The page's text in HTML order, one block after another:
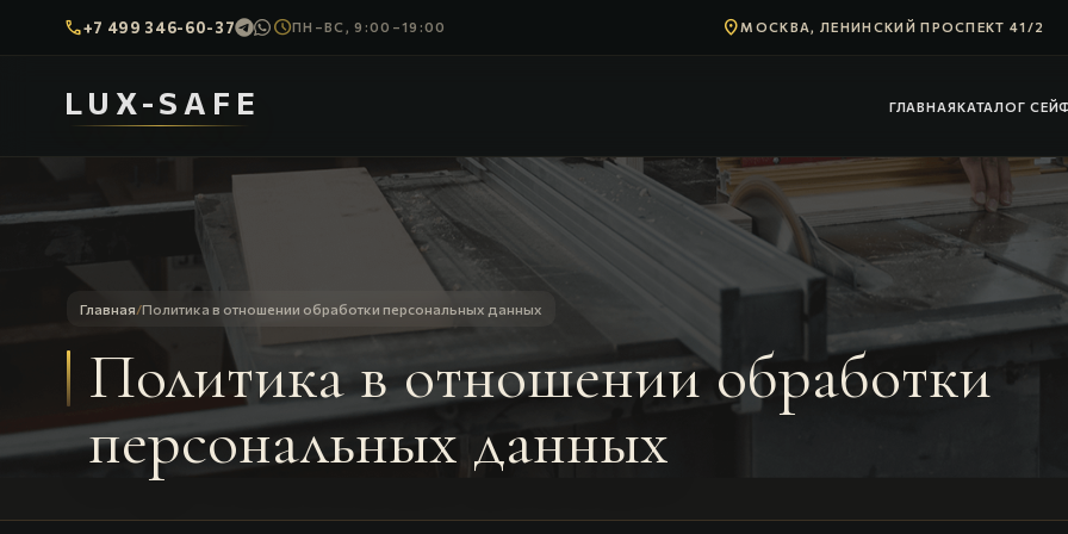
call+7 499 346-60-37 scheduleПН–ВС, 9:00–19:00 location_onМОСКВА, ЛЕНИНСКИЙ ПРОСПЕКТ 41/2
LUX-SAFE ГЛАВНАЯКАТАЛОГ
Главная/Политика в отношении обработки персональных данных
Политика в отношении обработки
персональных данных